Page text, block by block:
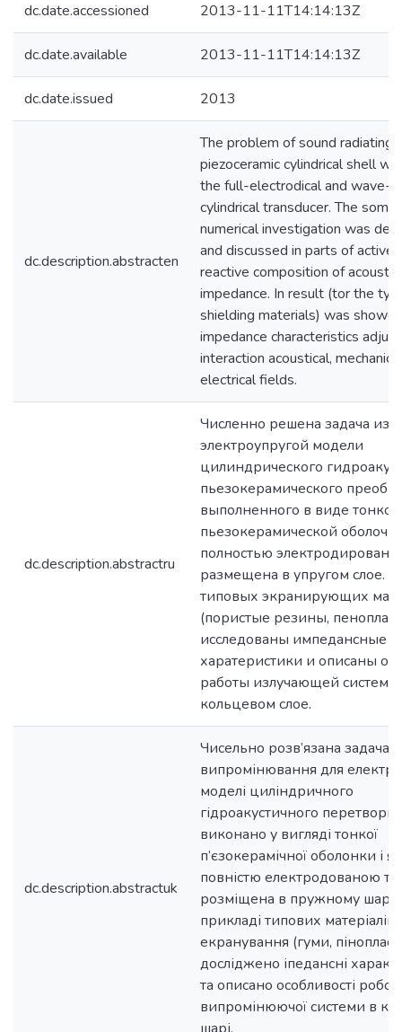
dc.date.accessioned 2013-11-11T14:14:13Z
dc.date.available 2013-11-11T14:14:13Z
dc.date.issued 2013
dc.description.abstracten
The problem of sound radiating
piezoceramic cylindrical shell
the full-electrodical and wave-
cylindrical transducer. The
numerical investigation was
and discussed in parts of active
reactive composition of
impedance. In result (tor the
shielding materials) was
impedance characteristics
interaction acoustical,
electrical fields.
dc.description.abstractru
Численно решена задача
электроупругой модели
цилиндрического
пьезокерамического
выполненного в виде тонкой
пьезокерамической
полностью электродирована
размещена в упругом слое.
типовых экранирующих
(пористые резины,
исследованы импедансные
харатеристики и описаны
работы излучающей системы
кольцевом слое.
dc.description.abstractuk
Чисельно розв’язана задача
випромінювання для
моделі циліндричного
гідроакустичного
виконано у вигляді тонкої
п’єзокерамічної оболонки і
повністю електродованою та
розміщена в пружному шарі.
прикладі типових матеріалів
екранування (гуми,
досліджено іпедансні
та описано особливості
випромінюючої системи в